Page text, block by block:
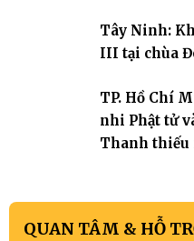
Tây Ninh:
III tại chùa
TP. Hồ Chí
nhi Phật tử
Thanh thiếu
QUAN TÂM & HỖ